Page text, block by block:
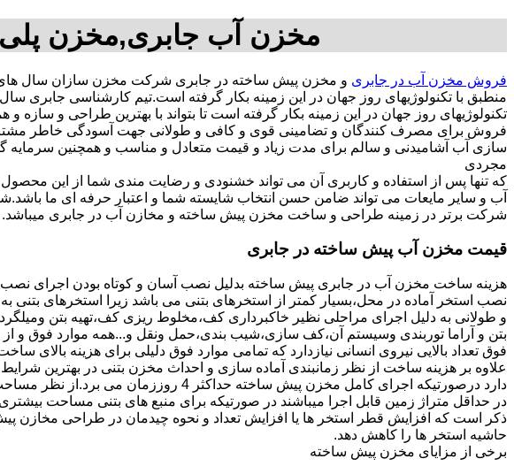
مخزن آب جابری,مخزن
فروش مخزن آب در جابری و مخزن پیش ساخته در جابری شرکت مخزن سازان سال
منطبق با تکنولوژیهای روز جهان در این زمینه بکار گرفته است.تیم کارشناسی
تکنولوژیهای روز جهان در این زمینه بکار گرفته است تا بتواند با بهترین طراحی و
فروش برای مصرف کنندگان و تضامینی قوی و کافی و طولانی جهت آسودگی خاطر
مجردی
که تنها پس از استفاده و کاربری آن می تواند خشنودی و رضایت مندی شما از این
آب و سایر مایعات می تواند ضامن حسن انتخاب شایسته شما و اعتبار حرفه ای ما
شرکت برتر در زمینه طراحی و ساخت مخزن پیش ساخته و مخازن آب در جابری میباشد.
قیمت مخزن آب پیش ساخته در جابری
هزینه ساخت مخزن آب در جابری پیش ساخته بدلیل نصب آسان و کوتاه بودن اجرای
نصب استخر آماده در محل،بسیار کمتر از استخرهای بتنی می باشد زیرا استخرهای بتنی
و طولانی به دلیل اجرای مراحلی نظیر خاکبرداری کف،مخلوط ریزی کف،تهیه بتن
بتن و آراما توربندی وسیستم آن،کف سازی،شیب بندی،حمل ونقل و...همه موارد فوق و
فوق تعداد بالایی نیروی انسانی نیازدارد که تمامی موارد فوق دلیلی برای هزینه بالای
دارد درصورتیکه اجرای کامل مخزن پیش ساخته حداکثر
در حداقل متراژ زمین قابل اجرا میباشند در صورتیکه برای منبع های بتنی مساحت بیشتری
ذکر است که افزایش قطر استخر ها یا افزایش تعداد و نحوه چیدمان در طراحی مخازن
حاشیه استخر ها را کاهش دهد.
برخی از مزایای مخزن پیش ساخته